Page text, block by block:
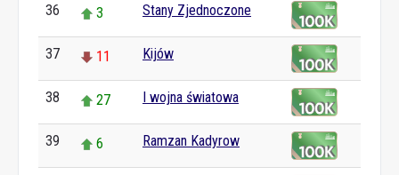
36 3 Stany Zjednoczone
37 11 Kijów
38 27 I wojna światowa
39 6 Ramzan Kadyrow